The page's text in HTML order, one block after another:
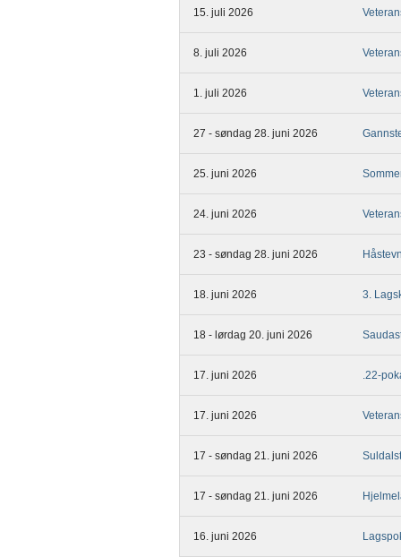
15. juli 2026
8. juli 2026
1. juli 2026
27 - søndag 28. juni 2026
25. juni 2026
24. juni 2026
23 - søndag 28. juni 2026
18. juni 2026 3.
18 - lørdag 20. juni 2026
17. juni 2026 .22-
17. juni 2026
17 - søndag 21. juni 2026
17 - søndag 21. juni 2026
16. juni 2026